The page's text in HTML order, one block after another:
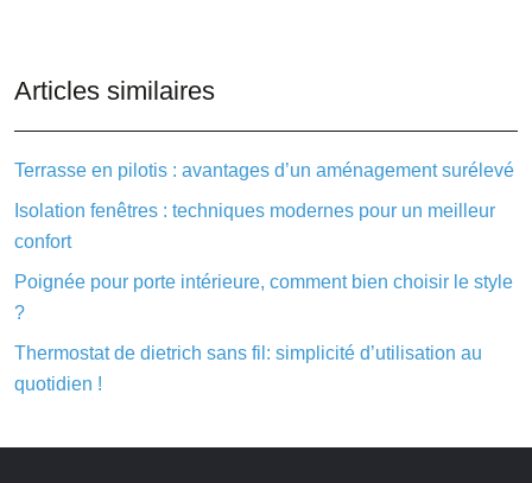
Articles similaires
Terrasse en pilotis : avantages d’un aménagement surélevé
Isolation fenêtres : techniques modernes pour un meilleur
confort
Poignée pour porte intérieure, comment bien choisir le style
?
Thermostat de dietrich sans fil: simplicité d’utilisation au
quotidien !